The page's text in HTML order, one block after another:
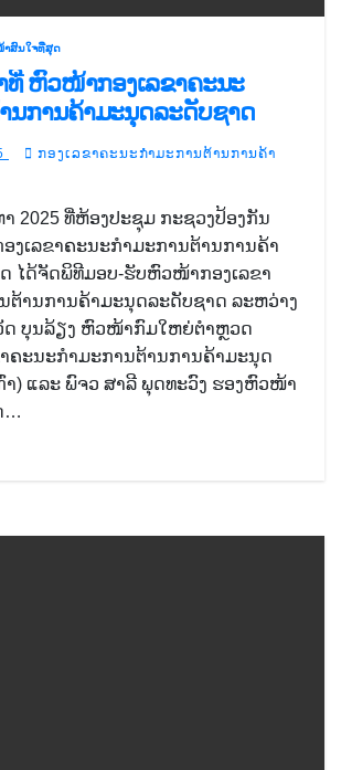
ສົນໃຈທີ່ສຸດ
ຫົວໜ້າກອງເລຂາຄະນະ
ນການຄ້າມະນຸດລະດັບຊາດ
ກອງເລຂາຄະນະກຳມະການຕ້ານການຄ້າ
2025 ທີ່ຫ້ອງປະຊຸມ ກະຊວງປ້ອງກັນ
ງເລຂາຄະນະກຳມະການຕ້ານການຄ້າ
ໄດ້ຈັດພິທີມອບ-ຮັບຫົວໜ້າກອງເລຂາ
ຕ້ານການຄ້າມະນຸດລະດັບຊາດ ລະຫວ່າງ
ດ ບຸນລ້ຽງ ຫົວໜ້າກົມໃຫຍ່ຕໍາຫຼວດ
ຄະນະກຳມະການຕ້ານການຄ້າມະນຸດ
າ) ແລະ ພົຈວ ສາລີ ພຸດທະວົງ ຮອງຫົວໜ້າ
…